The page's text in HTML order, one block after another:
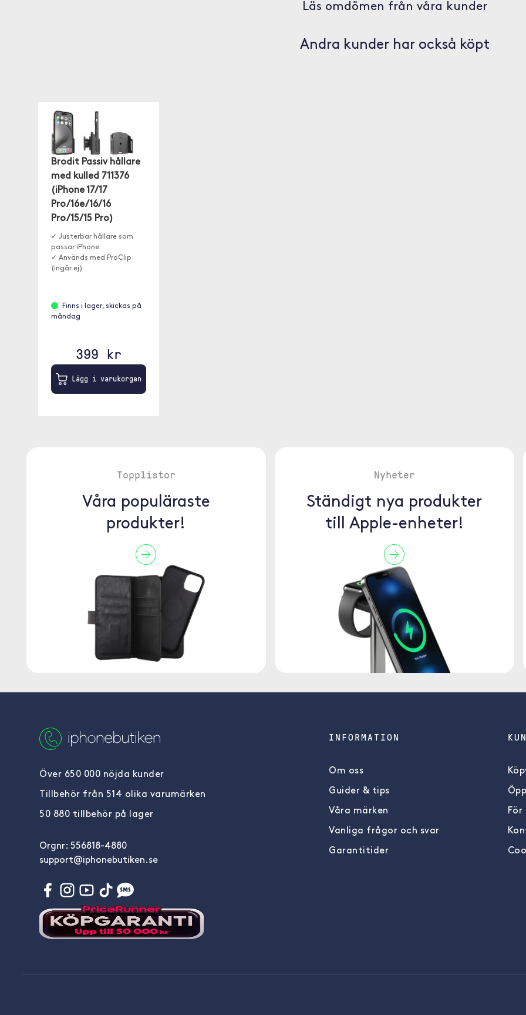
Läs omdömen från våra kunder
Andra kunder har också köpt
Brodit Passiv hållare
med kulled 711376
(iPhone 17/17
Pro/16e/16/16
Pro/15/15 Pro)
✓ Justerbar hållare som
passar iPhone
✓ Används med ProClip
(ingår ej)
Finns i lager, skickas på
måndag
399 kr
Lägg i varukorgen
Topplistor
Våra populäraste
produkter!
Nyheter
Ständigt nya produkter
till Apple-enheter!
Över 650 000 nöjda kunder
Tillbehör från 514 olika varumärken
50 880 tillbehör på lager
Orgnr: 556818-4880
support@iphonebutiken.se
INFORMATION
Om oss
Guider & tips
Våra märken
Vanliga frågor och svar
Garantitider